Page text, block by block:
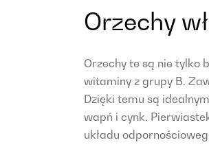
Orzechy
Orzechy te są nie tylko
witaminy z grupy B.
Dzięki temu są
wapń i cynk.
układu